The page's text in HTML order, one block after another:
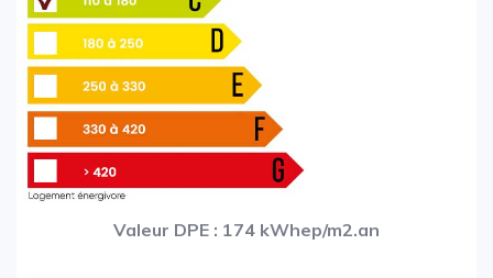
Valeur DPE : 174 kWhep/m2.an